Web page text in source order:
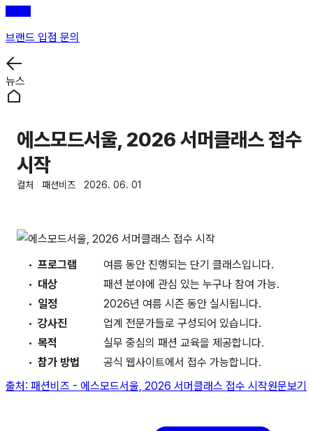
브랜드 입점 문의
뉴스
에스모드서울, 2026 서머클래스 접수
시작
컬처 패션비즈 2026. 06. 01
프로그램
여름 동안 진행되는 단기 클래스입니다.
대상
패션 분야에 관심 있는 누구나 참여 가능.
일정
2026년 여름 시즌 동안 실시됩니다.
강사진
업계 전문가들로 구성되어 있습니다.
목적
실무 중심의 패션 교육을 제공합니다.
참가 방법
공식 웹사이트에서 접수 가능합니다.
출처: 패션비즈 - 에스모드서울, 2026 서머클래스 접수 시작원문보기